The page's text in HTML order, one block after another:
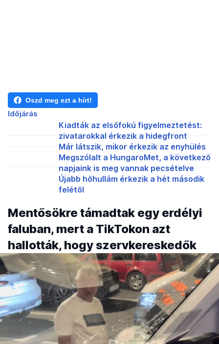
Oszd meg ezt a hírt!
Időjárás
Kiadták az elsőfokú figyelmeztetést:
zivatarokkal érkezik a hidegfront
Már látszik, mikor érkezik az enyhülés
Megszólalt a HungaroMet, a következő
napjaink is meg vannak pecsételve
Újabb hőhullám érkezik a hét második
felétől
Mentősökre támadtak egy erdélyi
faluban, mert a TikTokon azt
hallották, hogy szervkereskedők